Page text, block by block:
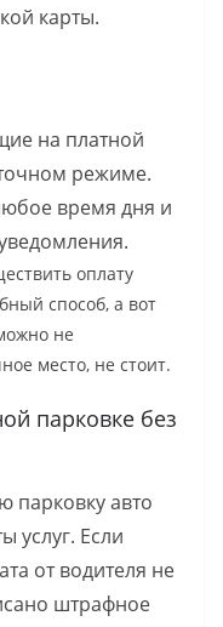
карты.
на платной
режиме.
время дня и
оплату
способ, а вот
не
место, не стоит.
парковке без
парковку авто
услуг. Если
от водителя не
штрафное